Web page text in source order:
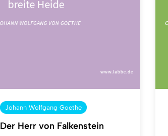
Johann Wolfgang Goethe
Der Herr von Falkenstein